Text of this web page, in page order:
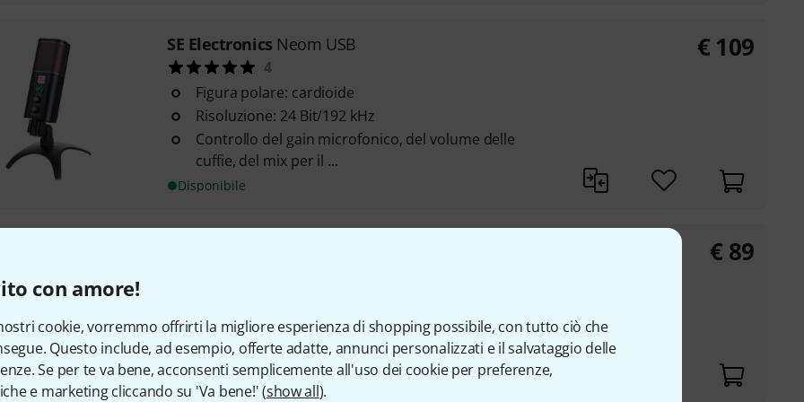
con amore!
cookie, vorremmo offrirti la migliore esperienza di shopping possibile, con tutto ciò che
Questo include, ad esempio, offerte adatte, annunci personalizzati e il salvataggio delle
Se per te va bene, acconsenti semplicemente all'uso dei cookie per preferenze,
e marketing cliccando su 'Va bene!' (show all).
SE Electronics Neom USB
4
Figura polare: cardioide
Risoluzione: 24 Bit/192 kHz
Controllo del gain microfonico, del volume delle
cuffie, del mix per il ...
Disponibile
€ 109
Ideal for speech and vocals
Integrated pop filter
Disponibile
€ 89